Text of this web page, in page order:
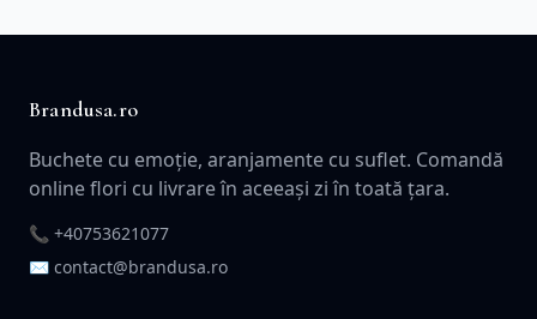
Brandusa.ro
Buchete cu emoție, aranjamente cu suflet. Comandă
online flori cu livrare în aceeași zi în toată țara.
📞 +40753621077
✉️ contact@brandusa.ro